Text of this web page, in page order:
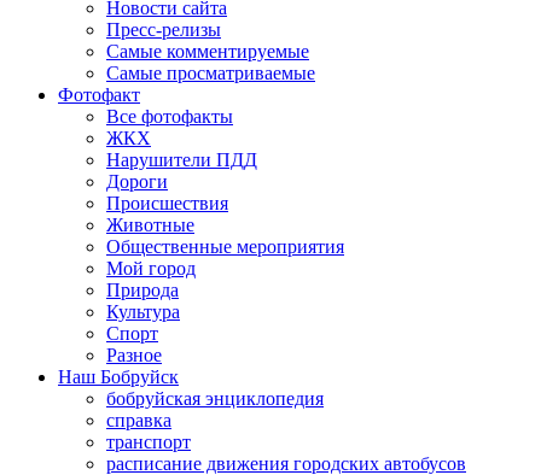
Новости сайта
Пресс-релизы
Самые комментируемые
Самые просматриваемые
Фотофакт
Все фотофакты
ЖКХ
Нарушители ПДД
Дороги
Происшествия
Животные
Общественные мероприятия
Мой город
Природа
Культура
Спорт
Разное
Наш Бобруйск
бобруйская энциклопедия
справка
транспорт
расписание движения городских автобусов